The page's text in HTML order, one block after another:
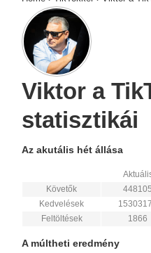
Viktor a
statisztikái
Az akutális hét állása
Követők
448105
Kedvelések
Feltöltések
1866
A múltheti eredmény